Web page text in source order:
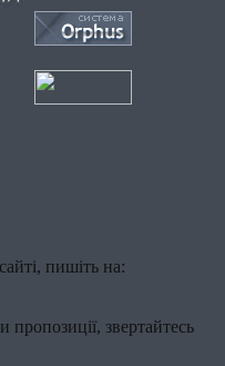
пишіть на:
звертайтесь